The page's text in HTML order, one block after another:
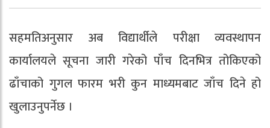
सहमतिअनुसार अब विद्यार्थीले परीक्षा व्यवस्थापन
कार्यालयले सूचना जारी गरेको पाँच दिनभित्र तोकिएको
ढाँचाको गुगल फारम भरी कुन माध्यमबाट जाँच दिने हो
खुलाउनुपर्नेछ ।